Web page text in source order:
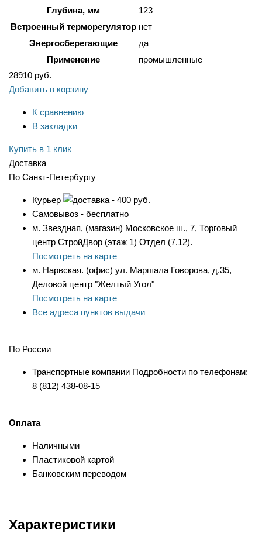
Глубина, мм
123
Встроенный терморегулятор нет
Энергосберегающие
да
Применение
промышленные
28910 руб.
Добавить в корзину
К сравнению
В закладки
Купить в 1 клик
Доставка
По Санкт-Петербургу
Курьер
- 400 руб.
Самовывоз - бесплатно
м. Звездная, (магазин) Московское ш., 7, Торговый
центр СтройДвор (этаж 1) Отдел (7.12).
Посмотреть на карте
м. Нарвская. (офис) ул. Маршала Говорова, д.35,
Деловой центр "Желтый Угол"
Посмотреть на карте
Все адреса пунктов выдачи
По России
Транспортные компании Подробности по телефонам:
8 (812) 438-08-15
Оплата
Наличными
Пластиковой картой
Банковским переводом
Характеристики